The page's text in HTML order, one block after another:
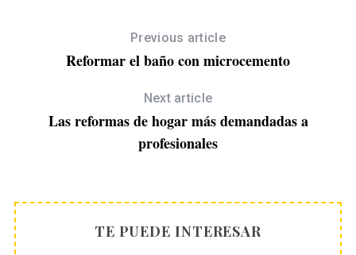
Previous article
Reformar el baño con microcemento
Next article
Las reformas de hogar más demandadas a
profesionales
TE PUEDE INTERESAR